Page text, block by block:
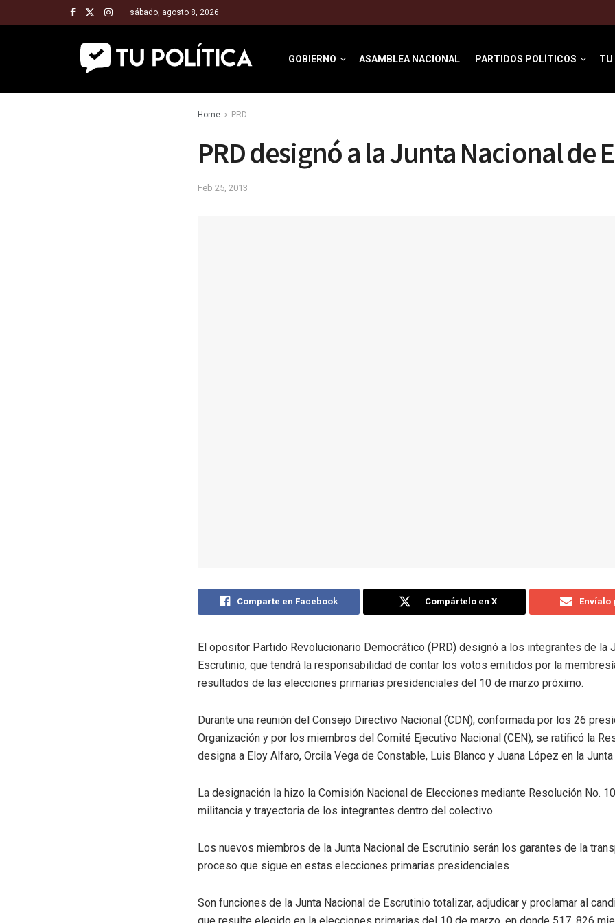
sábado, agosto 8, 2026
GOBIERNO ASAMBLEA NACIONAL PARTIDOS POLÍTICOS TU
Home PRD
PRD designó a la Junta Nacional de
Feb 25, 2013
Comparte en Facebook Compártelo en X Envíalo
El opositor Partido Revolucionario Democrático (PRD) designó a los integrantes de la
Escrutinio, que tendrá la responsabilidad de contar los votos emitidos por la
resultados de las elecciones primarias presidenciales del 10 de marzo próximo.
Durante una reunión del Consejo Directivo Nacional (CDN), conformada por los 26
Organización y por los miembros del Comité Ejecutivo Nacional (CEN), se ratificó la
designa a Eloy Alfaro, Orcila Vega de Constable, Luis Blanco y Juana López en la
La designación la hizo la Comisión Nacional de Elecciones mediante Resolución No.
militancia y trayectoria de los integrantes dentro del colectivo.
Los nuevos miembros de la Junta Nacional de Escrutinio serán los garantes de la
proceso que sigue en estas elecciones primarias presidenciales
Son funciones de la Junta Nacional de Escrutinio totalizar, adjudicar y proclamar al